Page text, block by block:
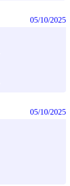
05/10/2025
05/10/2025